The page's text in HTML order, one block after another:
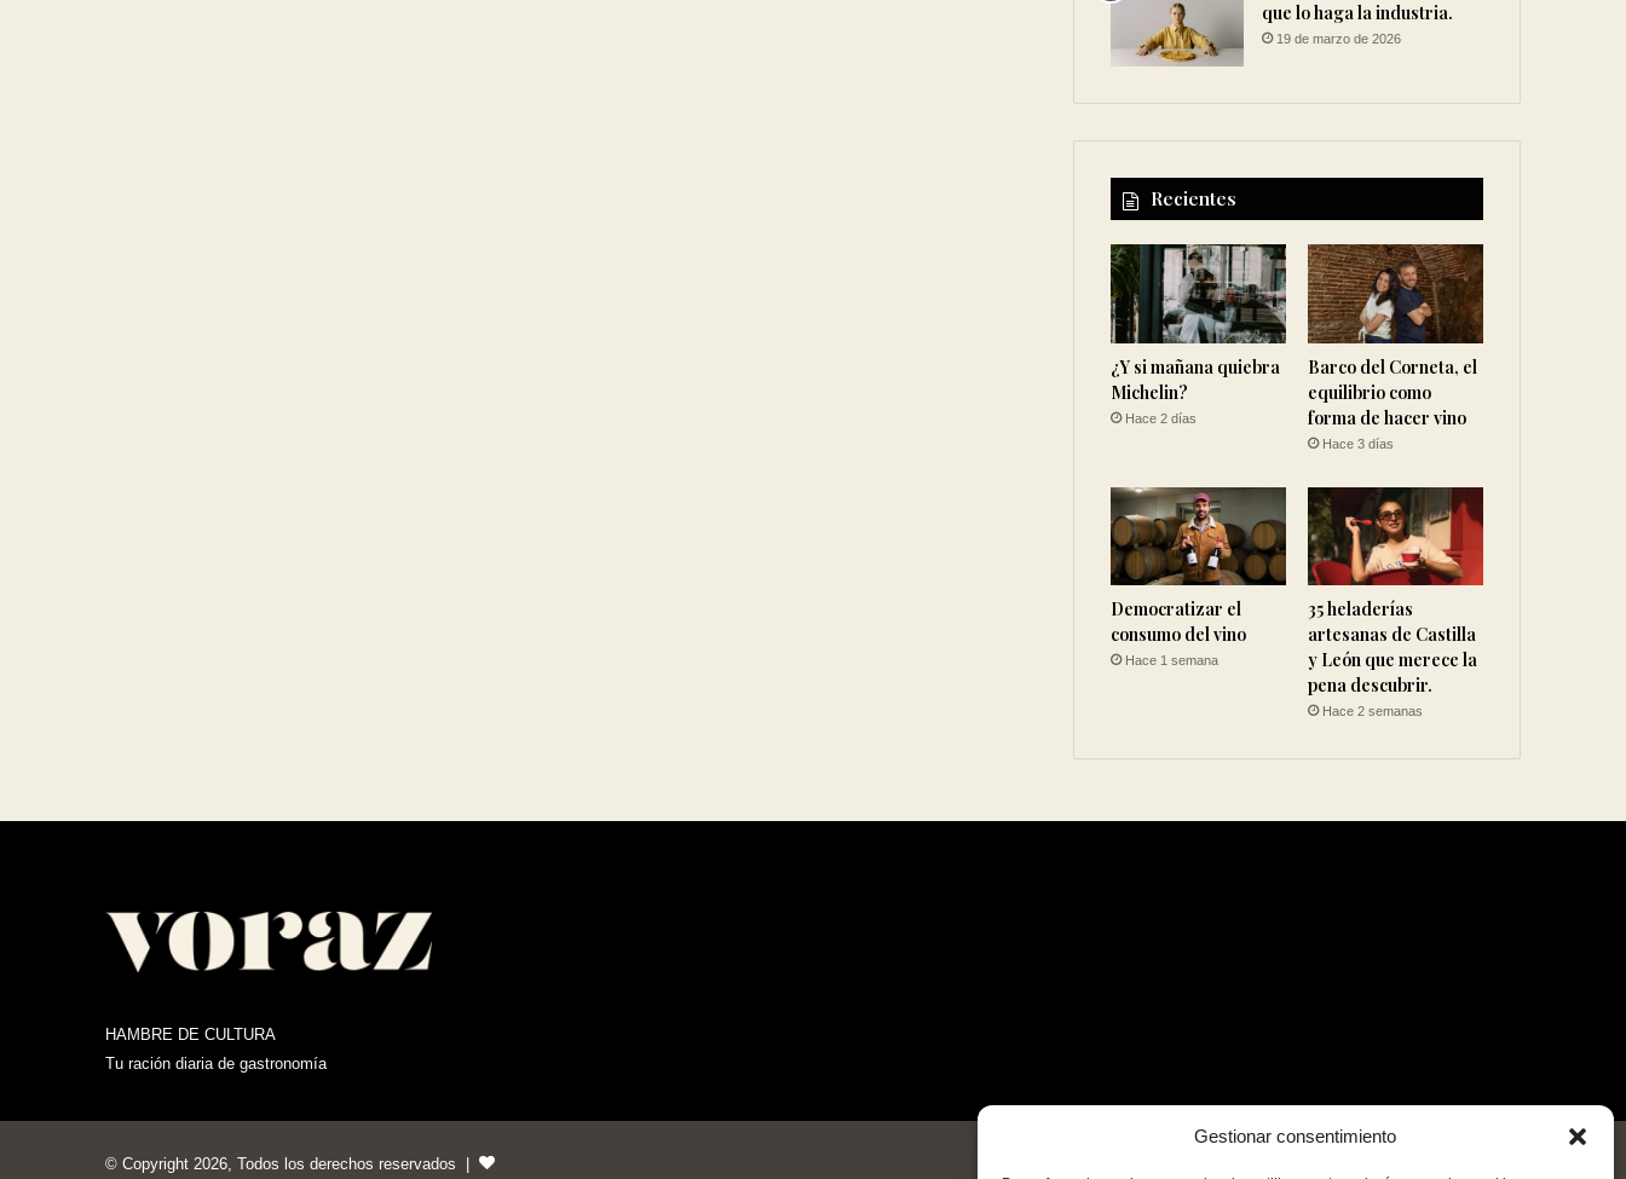
Gestionar consentimiento
que lo haga la industria.
19 de marzo de 2026
Recientes
¿Y si mañana quiebra
Michelin?
Hace 2 días
Barco del Corneta, el
equilibrio como
forma de hacer vino
Hace 3 días
Democratizar el
consumo del vino
Hace 1 semana
35 heladerías
artesanas de Castilla
y León que merece la
pena descubrir.
Hace 2 semanas
HAMBRE DE CULTURA
Tu ración diaria de gastronomía
© Copyright 2026, Todos los derechos reservados |